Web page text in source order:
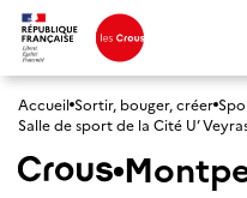
Accueil Sortir, bouger, créer
Salle de sport de la Cité U’